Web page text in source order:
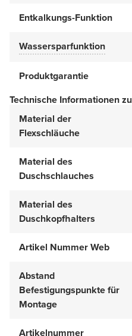
Entkalkungs-Funktion
Wassersparfunktion
Produktgarantie
Technische Informationen
Material der
Flexschläuche
Material des
Duschschlauches
Material des
Duschkopfhalters
Artikel Nummer Web
Abstand
Befestigungspunkte für
Montage
Artikelnummer